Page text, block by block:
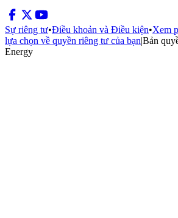
Sự riêng tư•Điều khoản và Điều kiện•Xem
lựa chọn về quyền riêng tư của bạn|Bản
Energy